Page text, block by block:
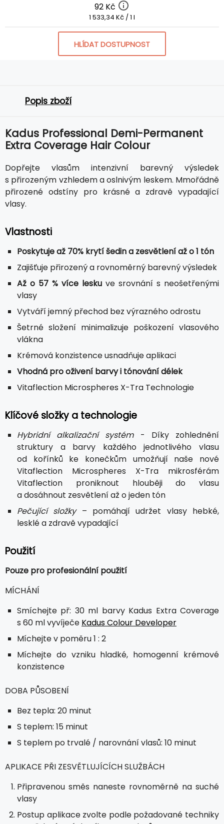
92 Kč
1 533,34 Kč / 1 l
HLÍDAT DOSTUPNOST
Popis zboží
Kadus Professional Demi-Permanent
Extra Coverage Hair Colour
Dopřejte vlasům intenzivní barevný výsledek
s přirozeným vzhledem a oslnivým leskem. Mmořádně
přirozené odstíny pro krásné a zdravě vypadající
vlasy.
Vlastnosti
Poskytuje až 70% krytí šedin a zesvětlení až o 1 tón
Zajišťuje přirozený a rovnoměrný barevný výsledek
Až o 57 % více lesku ve srovnání s neošetřenými
vlasy
Vytváří jemný přechod bez výrazného odrostu
Šetrné složení minimalizuje poškození vlasového
vlákna
Krémová konzistence usnadňuje aplikaci
Vhodná pro oživení barvy i tónování délek
Vitaflection Microspheres X-Tra Technologie
Klíčové složky a technologie
Hybridní alkalizační systém- Díky zohlednění
struktury a barvy každého jednotlivého vlasu
od kořínků ke konečkům umožňují naše nové
Vitaflection Microspheres X-Tra mikrosférám
Vitaflection proniknout hlouběji do vlasu
a dosáhnout zesvětlení až o jeden tón
Pečující složky– pomáhají udržet vlasy hebké,
lesklé a zdravě vypadající
Použití
Pouze pro profesionální použití
MÍCHÁNÍ
Smíchejte př: 30 ml barvy Kadus Extra Coverage
s 60 ml vyvíječe Kadus Colour Developer
Míchejte v poměru 1 : 2
Míchejte do vzniku hladké, homogenní krémové
konzistence
DOBA PŮSOBENÍ
Bez tepla: 20 minut
S teplem: 15 minut
S teplem po trvalé / narovnání vlasů: 10 minut
APLIKACE PŘI ZESVĚTLUJÍCÍCH SLUŽBÁCH
Připravenou směs naneste rovnoměrně na suché
vlasy
Postup aplikace zvolte podle požadované techniky